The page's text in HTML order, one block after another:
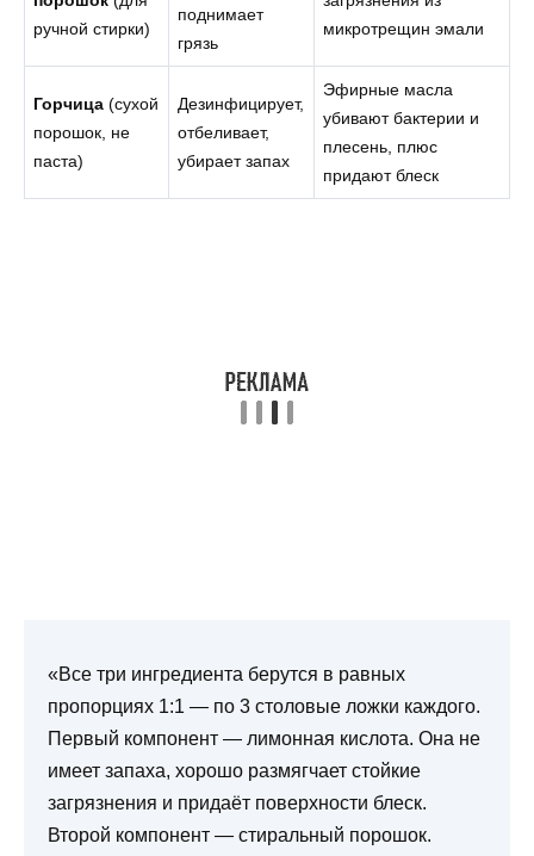
ручной стирки)
поднимает
грязь
микротрещин эмали
Горчица (сухой
порошок, не
паста)
Дезинфицирует,
отбеливает,
убирает запах
Эфирные масла
убивают бактерии и
плесень, плюс
придают блеск
«Все три ингредиента берутся в равных
пропорциях 1:1 — по 3 столовые ложки каждого.
Первый компонент — лимонная кислота. Она не
имеет запаха, хорошо размягчает стойкие
загрязнения и придаёт поверхности блеск.
Второй компонент — стиральный порошок.